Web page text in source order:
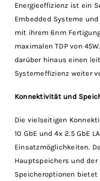
Energieeffizienz ist ein
Embedded Systeme
mit ihrem 6nm
maximalen TDP von
darüber hinaus einen
Systemeffizienz weiter
Konnektivität und
Die vielseitigen
10 GbE und 4x 2.5 GbE
Einsatzmöglichkeiten.
Hauptspeichers und der
Speicheroptionen bietet